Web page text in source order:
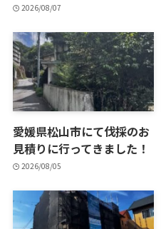
2026/08/07
愛媛県松山市にて伐採のお
見積りに行ってきました！
2026/08/05